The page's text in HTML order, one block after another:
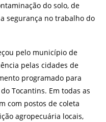
do solo, de
segurança no trabalho do
pelo município de
pelas cidades de
programado para
Tocantins. Em todas as
com postos de coleta
agropecuária locais,